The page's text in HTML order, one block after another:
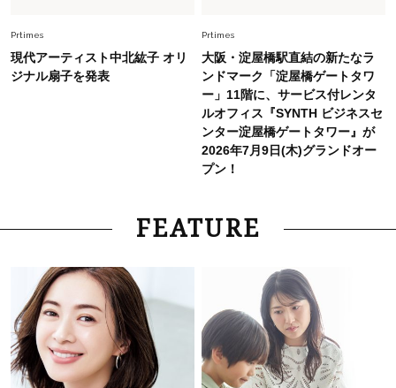
26年夏は「小ぶり」が大流行中！人と被らない
【最旬かごバッグ】6選
Prtimes
現代アーティスト中北紘子 オリ
ジナル扇子を発表
Prtimes
大阪・淀屋橋駅直結の新たなラ
ンドマーク「淀屋橋ゲートタワ
ー」11階に、サービス付レンタ
ルオフィス『SYNTH ビジネスセ
ンター淀屋橋ゲートタワー』が
2026年7月9日(木)グランドオー
プン！
FEATURE